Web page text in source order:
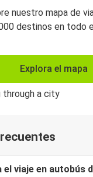
nuestro mapa de
destinos en todo
Explora el mapa
el viaje en autobús